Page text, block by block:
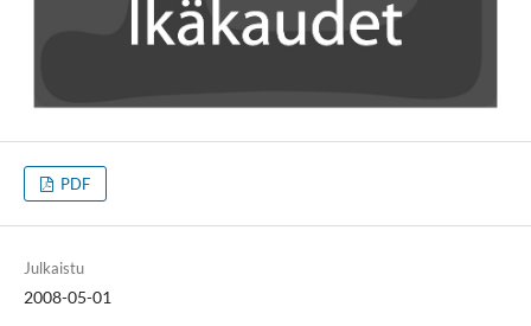
PDF
Julkaistu
2008-05-01